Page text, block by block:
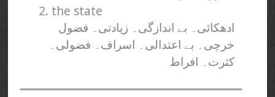
2. the state
ادھکائی۔ بے اندازگی۔ زیادتی۔ فضول
خرچی۔ بے اعتدالی۔ اسراف۔ فضولی۔
کثرت۔ افراط